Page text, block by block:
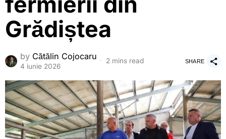
Grădiștea
by Cătălin Cojocaru
4 iunie 2026
2 mins read SHARE